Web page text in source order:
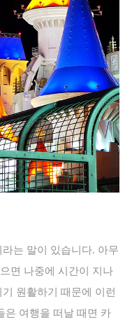
는 말이 있습니다. 아무
면 나중에 시간이 지나
원활하기 때문에 이런
은 여행을 떠날 때면 카